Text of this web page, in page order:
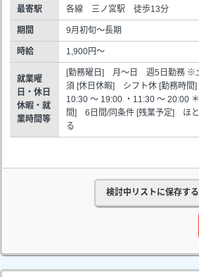
最寄駅 各線 三ノ宮駅 徒歩13分
期間 9月初旬～長期
時給 1,900円～
就業曜
日・休日
休暇・就
業時間等
[勤務曜日] 月～日 週5日勤務 ※
須 [休日休暇] シフト休 [勤務時
10:30 ～ 19:00 ・11:30 ～ 20:00
間] 6日間/同条件 [残業予定] ほと
る
検討中リストに保存する